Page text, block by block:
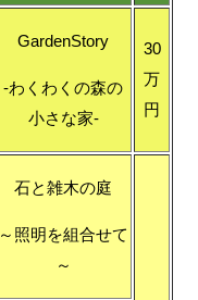
GardenStory
-わくわくの森の
小さな家-
30
万
円
石と雑木の庭
～照明を組合せて
～